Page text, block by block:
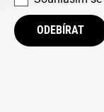
ODEBÍRAT